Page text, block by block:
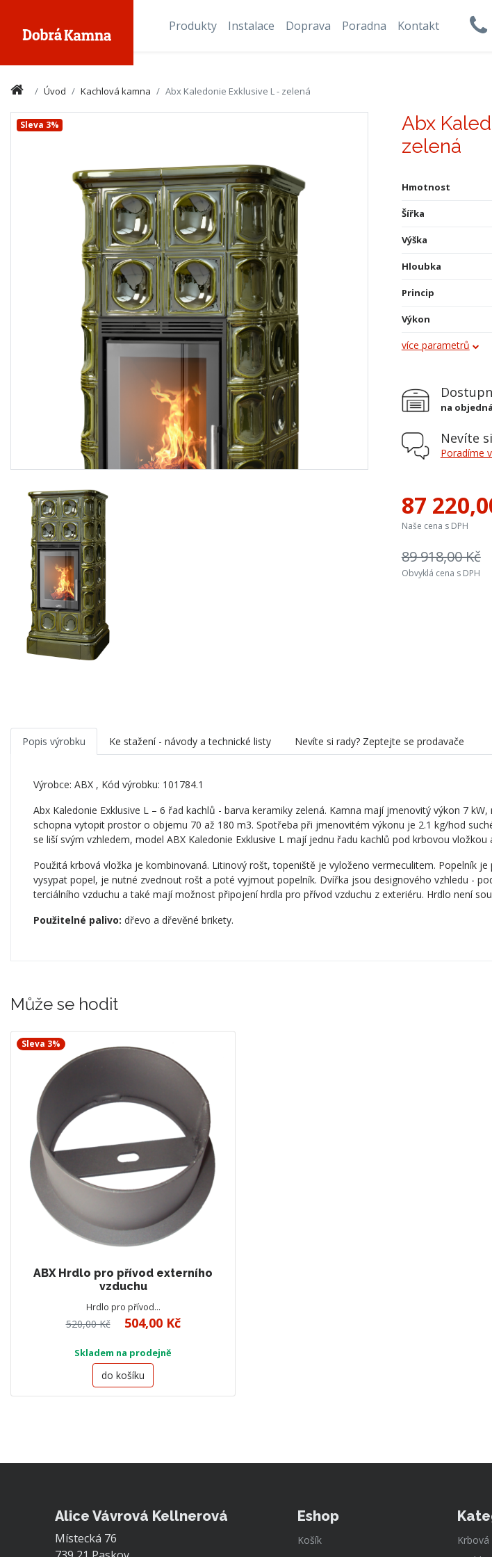
Produkty Instalace Doprava Poradna Kontakt
Úvod Kachlová kamna Abx Kaledonie Exklusive L - zelená
Sleva 3%
Abx
zelená
Hmotnost
Šířka
Výška
Hloubka
Princip
Výkon
Obklad
Vývod kouřovodu
Varná plotna
Teplovodní
Výška osy zadního
Šířka topeniště
více parametrů
na
Nevíte
Poradíme
87
Naše cena s DPH
89 918,00 Kč
Obvyklá cena s DPH
Popis výrobku Ke stažení - návody a technické listy Nevíte si rady? Zeptejte se prodavače
Výrobce: ABX , Kód výrobku: 101784.1
Abx Kaledonie Exklusive L – 6 řad kachlů - barva keramiky zelená. Kamna mají jmenovitý výkon 7
schopna vytopit prostor o objemu 70 až 180 m3. Spotřeba při jmenovitém výkonu je 2.1 kg/hod
se liší svým vzhledem, model ABX Kaledonie Exklusive L mají jednu řadu kachlů pod krbovou
Použitá krbová vložka je kombinovaná. Litinový rošt, topeniště je vyloženo vermeculitem. Popelník
vysypat popel, je nutné zvednout rošt a poté vyjmout popelník. Dvířka jsou designového vzhledu -
terciálního vzduchu a také mají možnost připojení hrdla pro přívod vzduchu z exteriéru. Hrdlo není
Použitelné palivo: dřevo a dřevěné brikety.
Může se hodit
Sleva 3%
ABX Hrdlo pro přívod externího
vzduchu
Hrdlo pro přívod…
520,00 Kč 504,00 Kč
Skladem na prodejně
do košíku
Alice Vávrová Kellnerová
Místecká 76
Eshop
Košík